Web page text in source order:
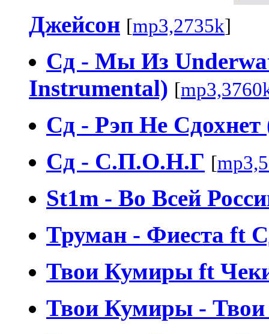
Джейсон [mp3,2735k]
Сд - Мы Из
Instrumental) [
Сд - Рэп Не Сдохнет
Сд - С.П.О.Н.Г [
St1m - Во Всей
Труман - Фиеста ft
Твои Кумиры ft
Твои Кумиры -